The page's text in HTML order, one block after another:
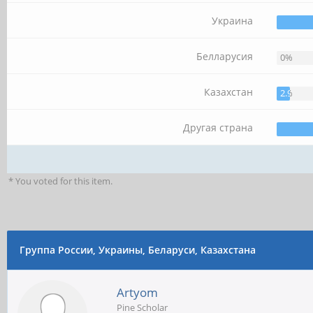
Украина
Белларусия 0%
Казахстан 2.94%
Другая страна
* You voted for this item.
Группа России, Украины, Беларуси, Казахстана
Artyom
Pine Scholar